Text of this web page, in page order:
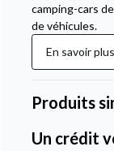
camping-cars
de véhicules.
En savoir plus
Produits
Un crédit